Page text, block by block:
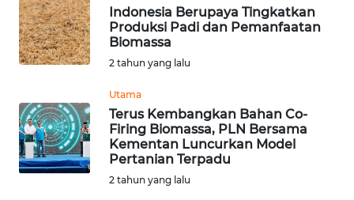
Indonesia Berupaya Tingkatkan
Produksi Padi dan Pemanfaatan
Biomassa
2 tahun yang lalu
Utama
Terus Kembangkan Bahan Co-
Firing Biomassa, PLN Bersama
Kementan Luncurkan Model
Pertanian Terpadu
2 tahun yang lalu
WN
SULUT
MALUKU
WN
MALUT